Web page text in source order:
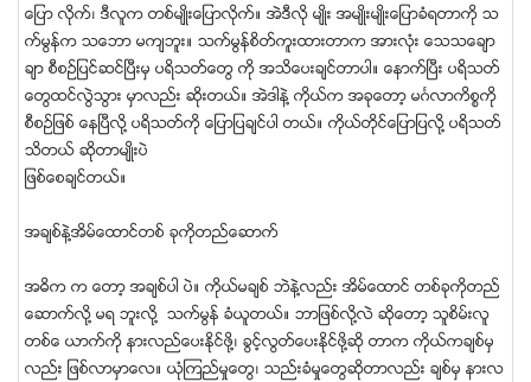
ေျပာ လိုက္၊ ဒီလူက တစ္မ်ဳိးေျပာလိုက္။ အဲဒီလုိ မ်ဳိး အမ်ဳိးမ်ဳိးေျပာခံရတာကို သ
က္မြန္က သေဘာ မက်ဘူး။ သက္မြန္စိတ္ကူးထားတာက အားလုံး ေသသေခ်ာ
ခ်ာ စီစဥ္ျပင္ဆင္ၿပီးမွ ပရိသတ္ေတြ ကို အသိေပးခ်င္တာပါ။ ေနာက္ၿပီး ပရိသတ္
ေတြထင္လြဲသြား မွာလည္း ဆိုးတယ္။ အဲဒါနဲ႔ ကိုယ္က အခုေတာ့ မဂၤလာကိစၥကို
စီစဥ္ျဖစ္ ေနၿပီလို႔ ပရိသတ္ကို ေျပာျပခ်င္ပါ တယ္။ ကိုယ္တိုင္ေျပာျပလို႔ ပရိသတ္
သိတယ္ ဆိုတာမ်ဳိးပဲ
ျဖစ္ေစခ်င္တယ္။
အခ်စ္နဲ႔အိမ္ေထာင္တစ္ ခုကိုတည္ေဆာက္
အဓိက က ေတာ့ အခ်စ္ပါ ပဲ။ ကိုယ္မခ်စ္ ဘဲနဲ႔လည္း အိမ္ေထာင္ တစ္ခုကိုတည္
ေဆာက္လို႔ မရ ဘူးလို႔ သက္မြန္ ခံယူတယ္။ ဘာျဖစ္လို႔လဲ ဆိုေတာ့ သူစိမ္းလူ
တစ္ေ ယာက္ကို နားလည္ေပးႏိုင္ဖို႔၊ ခြင့္လြတ္ေပးႏိုင္ဖို႔ဆို တာက ကိုယ္ကခ်စ္မွ
လည္း ျဖစ္လာမွာေလ။ ယုံၾကည္မႈေတြ၊ သည္းခံမႈေတြဆုိတာလည္း ခ်စ္မွ နားလ